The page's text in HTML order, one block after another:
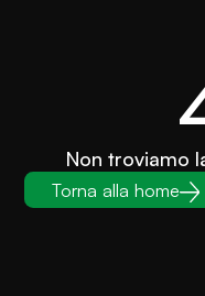
Non troviamo
Torna alla home